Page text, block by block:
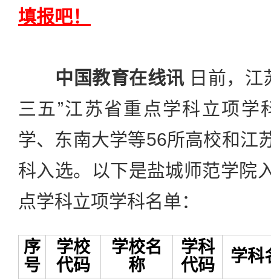
填报吧！
中国教育在线讯日前，江
三五”江苏省重点学科立项学
学、东南大学等56所高校和江
科入选。以下是盐城师范学院
点学科立项学科名单：
序
号
学校
代码
学校名
称
学科
代码
学科